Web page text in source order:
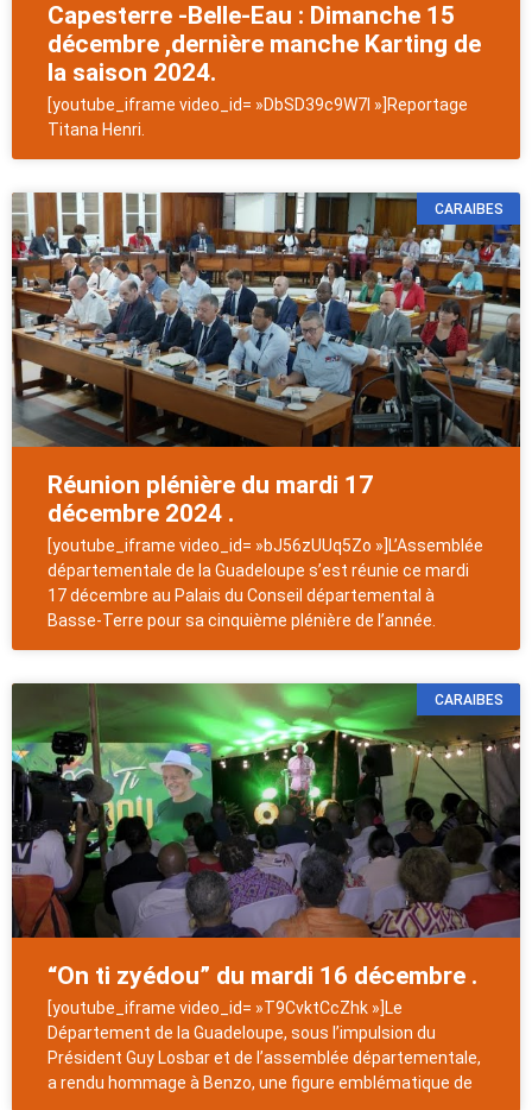
Capesterre -Belle-Eau : Dimanche 15
décembre ,dernière manche Karting de
la saison 2024.
[youtube_iframe video_id= »DbSD39c9W7I »]Reportage
Titana Henri.
CARAIBES
Réunion plénière du mardi 17
décembre 2024 .
[youtube_iframe video_id= »bJ56zUUq5Zo »]L’Assemblée
départementale de la Guadeloupe s’est réunie ce mardi
17 décembre au Palais du Conseil départemental à
Basse-Terre pour sa cinquième plénière de l’année.
CARAIBES
“On ti zyédou” du mardi 16 décembre .
[youtube_iframe video_id= »T9CvktCcZhk »]Le
Département de la Guadeloupe, sous l’impulsion du
Président Guy Losbar et de l’assemblée départementale,
a rendu hommage à Benzo, une figure emblématique de